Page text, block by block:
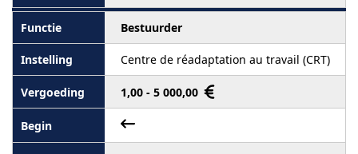
Bestuurder
Centre de réadaptation au travail (CRT)
1,00 - 5 000,00